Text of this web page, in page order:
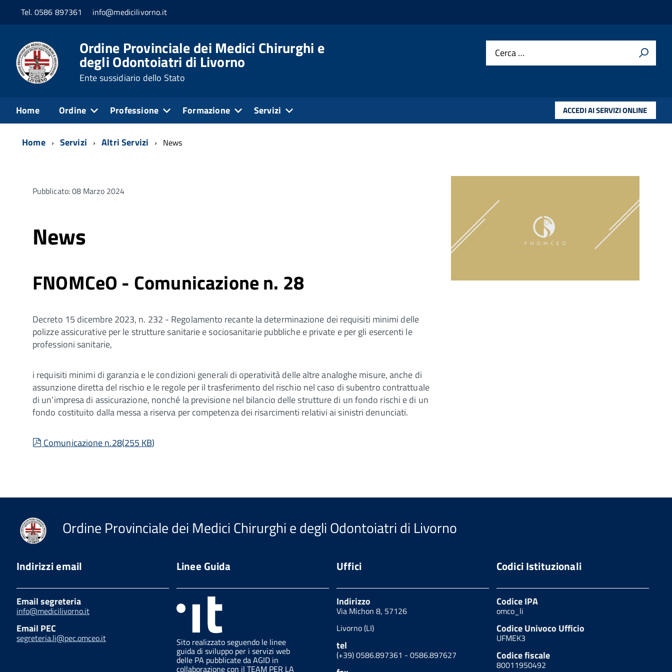
Tel. 0586 897361 info@medicilivorno.it
Ordine Provinciale dei Medici Chirurghi e
degli Odontoiatri di Livorno
Ente sussidiario dello Stato
Cerca …
Home Ordine Professione Formazione Servizi ACCEDI AI SERVIZI ONLINE
Home Servizi Altri Servizi News
Pubblicato: 08 Marzo 2024
News
FNOMCeO - Comunicazione n. 28
Decreto 15 dicembre 2023, n. 232 - Regolamento recante la determinazione dei requisiti minimi delle
polizze assicurative per le strutture sanitarie e sociosanitarie pubbliche e private e per gli esercenti le
professioni sanitarie,
i requisiti minimi di garanzia e le condizioni generali di operatività delle altre analoghe misure, anche di
assunzione diretta del rischio e le regole per il trasferimento del rischio nel caso di subentro contrattuale
di un'impresa di assicurazione, nonché la previsione nel bilancio delle strutture di un fondo rischi e di un
fondo costituito dalla messa a riserva per competenza dei risarcimenti relativi ai sinistri denunciati.
pdf
Comunicazione n.28(255 KB)
Ordine Provinciale dei Medici Chirurghi e degli Odontoiatri di Livorno
Indirizzi email
Email segreteria
info@medicilivorno.it
Email PEC
segreteria.li@pec.omceo.it
Linee Guida
Sito realizzato seguendo le linee
guida di sviluppo per i servizi web
delle PA pubblicate da AGID in
collaborazione con il TEAM PER LA
Uffici
Indirizzo
Via Michon 8, 57126
Livorno (LI)
tel
(+39) 0586.897361 - 0586.897627
Codici Istituzionali
Codice IPA
omco_li
Codice Univoco Ufficio
UFMEK3
Codice fiscale
80011950492